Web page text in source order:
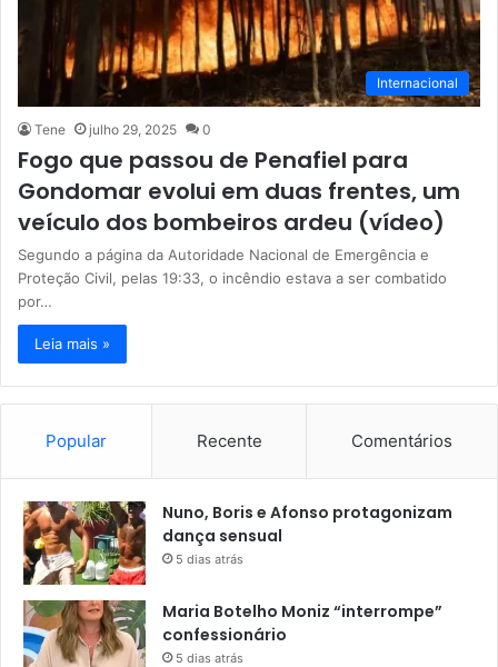
Internacional
Tene julho 29, 2025 0
Fogo que passou de Penafiel para
Gondomar evolui em duas frentes, um
veículo dos bombeiros ardeu (vídeo)
Segundo a página da Autoridade Nacional de Emergência e
Proteção Civil, pelas 19:33, o incêndio estava a ser combatido
por…
Leia mais »
Popular Recente Comentários
Nuno, Boris e Afonso protagonizam
dança sensual
5 dias atrás
Maria Botelho Moniz “interrompe”
confessionário
5 dias atrás